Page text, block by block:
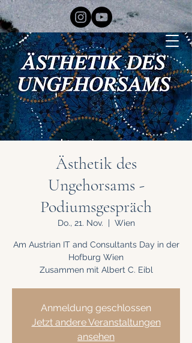
Ästhetik des
Ungehorsams -
Podiumsgespräch
Do., 21. Nov.
  |
Wien
Am Austrian IT and Consultants Day in der
Hofburg Wien
Zusammen mit Albert C. Eibl
Anmeldung geschlossen
Jetzt andere Veranstaltungen
ansehen